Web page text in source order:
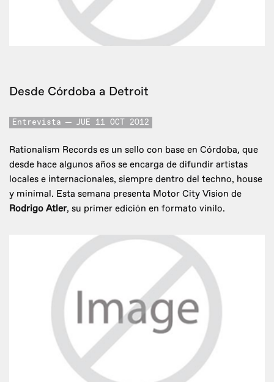
Desde Córdoba a Detroit
Entrevista JUE 11 OCT 2012
Rationalism Records es un sello con base en Córdoba, que
desde hace algunos años se encarga de difundir artistas
locales e internacionales, siempre dentro del techno, house
y minimal. Esta semana presenta Motor City Vision de
Rodrigo Atler, su primer edición en formato vinilo.